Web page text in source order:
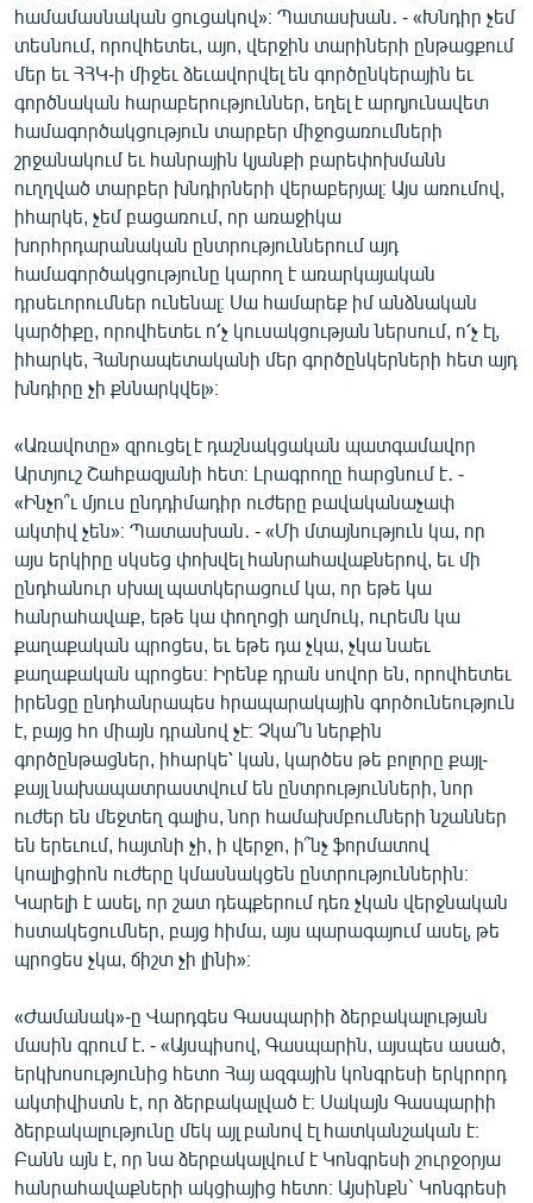
համամասնական ցուցակով»։ Պատասխան․ - «Խնդիր չեմ
տեսնում, որովհետեւ, այո, վերջին տարիների ընթացքում
մեր եւ ՀՀԿ-ի միջեւ ձեւավորվել են գործընկերային եւ
գործնական հարաբերություններ, եղել է արդյունավետ
համագործակցություն տարբեր միջոցառումների
շրջանակում եւ հանրային կյանքի բարեփոխմանն
ուղղված տարբեր խնդիրների վերաբերյալ։ Այս առումով,
իհարկե, չեմ բացառում, որ առաջիկա
խորհրդարանական ընտրություններում այդ
համագործակցությունը կարող է առարկայական
դրսեւորումներ ունենալ։ Սա համարեք իմ անձնական
կարծիքը, որովհետեւ ո՛չ կուսակցության ներսում, ո՛չ էլ,
իհարկե, Հանրապետականի մեր գործընկերների հետ այդ
խնդիրը չի քննարկվել»։
«Առավոտը» զրուցել է դաշնակցական պատգամավոր
Արտյուշ Շահբազյանի հետ։ Լրագրողը հարցնում է․ -
«Ինչո՞ւ մյուս ընդդիմադիր ուժերը բավականաչափ
ակտիվ չեն»։ Պատասխան․ - «Մի մտայնություն կա, որ
այս երկիրը սկսեց փոխվել հանրահավաքներով, եւ մի
ընդհանուր սխալ պատկերացում կա, որ եթե կա
հանրահավաք, եթե կա փողոցի աղմուկ, ուրեմն կա
քաղաքական պրոցես, եւ եթե դա չկա, չկա նաեւ
քաղաքական պրոցես։ Իրենք դրան սովոր են, որովհետեւ
իրենցը ընդհանրապես հրապարակային գործունեություն
է, բայց հո միայն դրանով չէ։ Չկա՞ն ներքին
գործընթացներ, իհարկե՝ կան, կարծես թե բոլորը քայլ-
քայլ նախապատրաստվում են ընտրությունների, նոր
ուժեր են մեջտեղ գալիս, նոր համախմբումների նշաններ
են երեւում, հայտնի չի, ի վերջո, ի՞նչ ֆորմատով
կոալիցիոն ուժերը կմասնակցեն ընտրություններին։
Կարելի է ասել, որ շատ դեպքերում դեռ չկան վերջնական
հստակեցումներ, բայց հիմա, այս պարագայում ասել, թե
պրոցես չկա, ճիշտ չի լինի»։
«Ժամանակ»-ը Վարդգես Գասպարիի ձերբակալության
մասին գրում է. - «Այսպիսով, Գասպարին, այսպես ասած,
երկխոսությունից հետո Հայ ազգային կոնգրեսի երկրորդ
ակտիվիստն է, որ ձերբակալված է։ Սակայն Գասպարիի
ձերբակալությունը մեկ այլ բանով էլ հատկանշական է։
Բանն այն է, որ նա ձերբակալվում է Կոնգրեսի շուրջօրյա
հանրահավաքների ակցիայից հետո։ Այսինքն` Կոնգրեսի